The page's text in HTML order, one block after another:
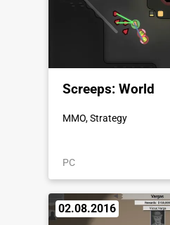
Screeps: World
MMO, Strategy
PC
02.08.2016